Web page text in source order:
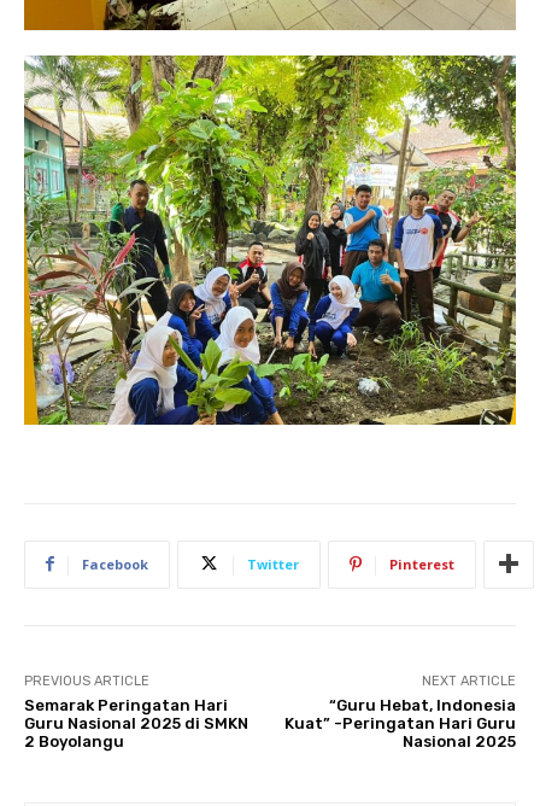
Facebook Twitter Pinterest
PREVIOUS ARTICLE
Semarak Peringatan Hari
Guru Nasional 2025 di SMKN
2 Boyolangu
NEXT ARTICLE
“Guru Hebat, Indonesia
Kuat” -Peringatan Hari Guru
Nasional 2025